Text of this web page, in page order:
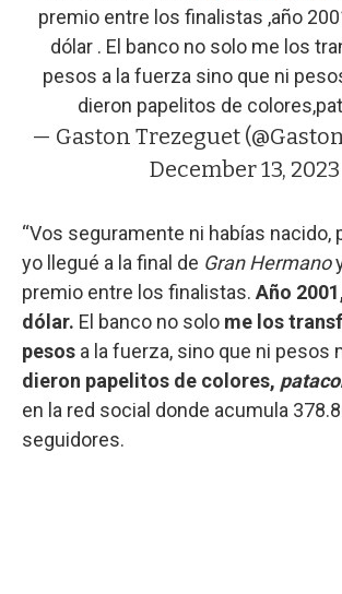
premio entre los finalistas ,año
dólar . El banco no solo me los
pesos a la fuerza sino que ni
dieron papelitos de
— Gaston Trezeguet
December 13, 2023
“Vos seguramente ni habías nacido,
yo llegué a la final de Gran Hermano
premio entre los finalistas. Año
dólar. El banco no solo me los
pesos a la fuerza, sino que ni pesos
dieron papelitos de colores,
en la red social donde acumula
seguidores.